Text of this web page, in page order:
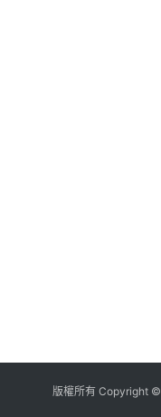
版權所有 Copyright ©